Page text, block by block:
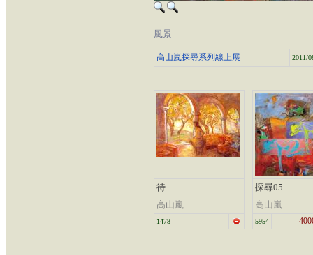
風景
高山嵐探尋系列線上展 2011/
待
高山嵐
1478
探尋05
高山嵐
5954